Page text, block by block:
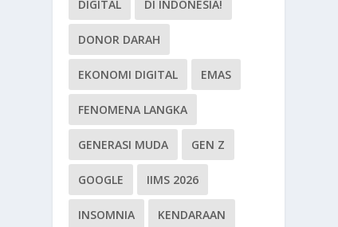
DIGITAL DI INDONESIA!
DONOR DARAH
EKONOMI DIGITAL EMAS
FENOMENA LANGKA
GENERASI MUDA GEN Z
GOOGLE IIMS 2026
INSOMNIA KENDARAAN